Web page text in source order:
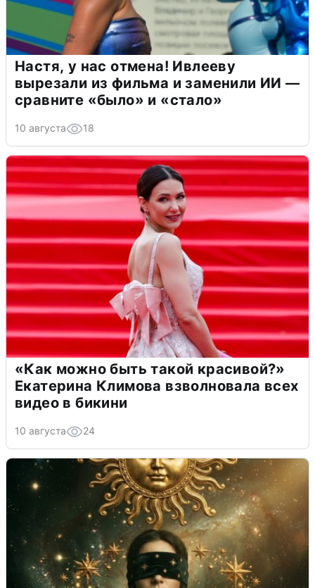
Настя, у нас отмена! Ивлееву
вырезали из фильма и заменили ИИ —
сравните «было» и «стало»
10 августа 18
«Как можно быть такой красивой?»
Екатерина Климова взволновала всех
видео в бикини
10 августа 24